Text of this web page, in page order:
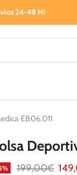
24-48 H!
EB06.011
% Precio original
199,00€